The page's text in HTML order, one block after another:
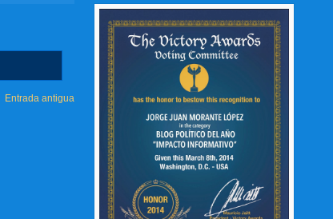
Entrada antigua